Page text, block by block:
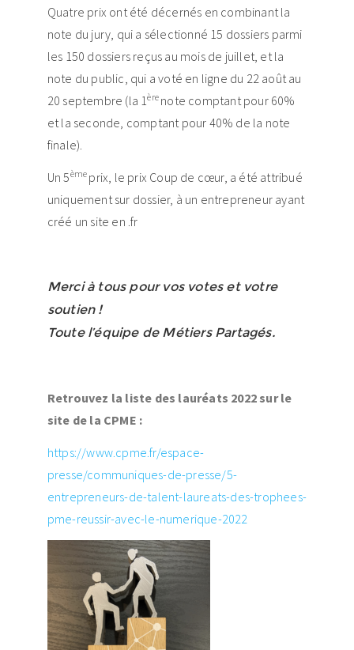
Quatre prix ont été décernés en combinant la
note du jury, qui a sélectionné 15 dossiers parmi
les 150 dossiers reçus au mois de juillet, et la
note du public, qui a voté en ligne du 22 août au
20 septembre (la 1ère note comptant pour 60%
et la seconde, comptant pour 40% de la note
finale).
Un 5ème prix, le prix Coup de cœur, a été attribué
uniquement sur dossier, à un entrepreneur ayant
créé un site en .fr
Merci à tous pour vos votes et votre
soutien !
Toute l’équipe de Métiers Partagés.
Retrouvez la liste des lauréats 2022 sur le
site de la CPME :
https://www.cpme.fr/espace-
presse/communiques-de-presse/5-
entrepreneurs-de-talent-laureats-des-trophees-
pme-reussir-avec-le-numerique-2022